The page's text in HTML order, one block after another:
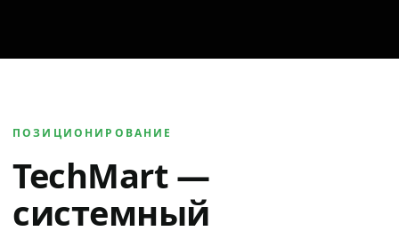
ПОЗИЦИОНИРОВАНИЕ
TechMart —
системный